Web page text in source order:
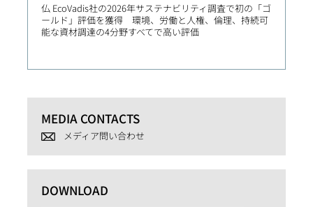
仏 EcoVadis社の2026年サステナビリティ調査で初の「ゴ
ールド」評価を獲得 環境、労働と人権、倫理、持続可
能な資材調達の4分野すべてで高い評価
MEDIA CONTACTS
メディア問い合わせ
DOWNLOAD